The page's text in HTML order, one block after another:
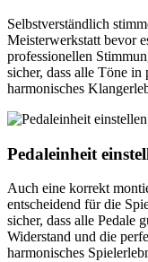
Selbstverständlich
Meisterwerkstatt bevor
professionellen
sicher, dass alle Töne
harmonisches
Pedaleinheit
Auch eine korrekt
entscheidend für die
sicher, dass alle Pedale
Widerstand und die
harmonisches